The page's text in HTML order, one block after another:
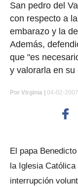
San pedro del
con respecto a
embarazo y la
Además,
que "es
y valorarla en
Por Virginia | 04-02-
El papa
la Iglesia
interrupción